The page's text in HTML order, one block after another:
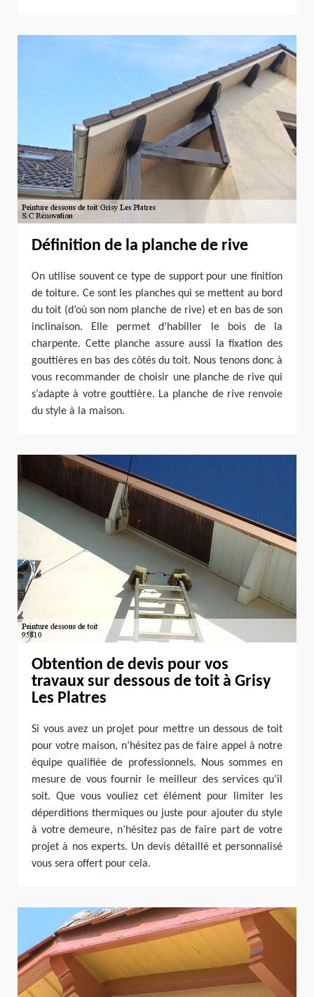
Définition de la planche de rive
On utilise souvent ce type de support pour une finition
de toiture. Ce sont les planches qui se mettent au bord
du toit (d’où son nom planche de rive) et en bas de son
inclinaison. Elle permet d’habiller le bois de la
charpente. Cette planche assure aussi la fixation des
gouttières en bas des côtés du toit. Nous tenons donc à
vous recommander de choisir une planche de rive qui
s’adapte à votre gouttière. La planche de rive renvoie
du style à la maison.
Obtention de devis pour vos
travaux sur dessous de toit à Grisy
Les Platres
Si vous avez un projet pour mettre un dessous de toit
pour votre maison, n’hésitez pas de faire appel à notre
équipe qualifiée de professionnels. Nous sommes en
mesure de vous fournir le meilleur des services qu’il
soit. Que vous vouliez cet élément pour limiter les
déperditions thermiques ou juste pour ajouter du style
à votre demeure, n’hésitez pas de faire part de votre
projet à nos experts. Un devis détaillé et personnalisé
vous sera offert pour cela.